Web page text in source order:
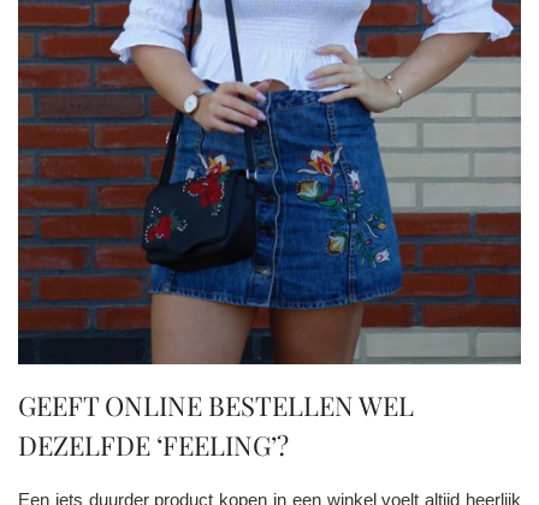
GEEFT ONLINE BESTELLEN WEL
DEZELFDE ‘FEELING’?
Een iets duurder product kopen in een winkel voelt altijd heerlijk